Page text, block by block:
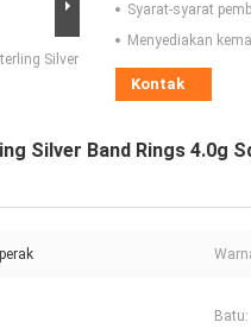
Silver
Syarat-syarat
Menyediakan
Kontak
Silver Band Rings 4.0g
Batu: